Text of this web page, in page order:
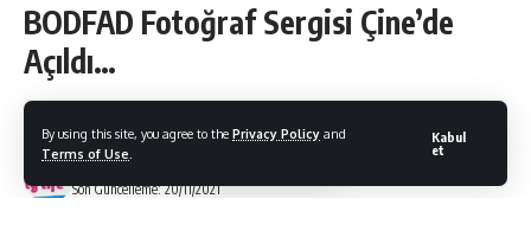
By using this site, you agree to the Privacy Policy and
Terms of Use
Kabul
et
BODFAD Fotoğraf Sergisi Çine’de
Açıldı…
Son Güncelleme: 20/11/2021
Bodrum Citylife